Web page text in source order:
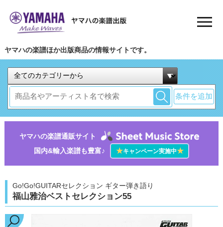
ヤマハの楽譜ほか出版商品の情報サイトです。
条件を追加
ヤマハの楽譜通販サイト
国内&輸入楽譜も豊富♪
★キャンペーン実施中★
Go!Go!GUITARセレクション ギター弾き語り
福山雅治ベストセレクション55